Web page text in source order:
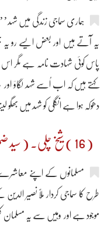
ہماری سماجی زندگی میں
یہ آتے ہیں اور بعض ایسے رو یہ
پاس کوئی شہادت نامہ ہے مگر اس
کہتے ہیں کہ اب اُسے شہد لگاؤ اور
دھوکہ ہوا ہے انگلی کو شہد میں بھگو
( 16 ) شیخ چلی۔ ( سید ضمیر حسن دہلوی )
مسلمانوں کے اپنے
طرح کا سماجی کردار مُلَّا نصیر
موجود ہے اور وہیں سے یہ مسلمان